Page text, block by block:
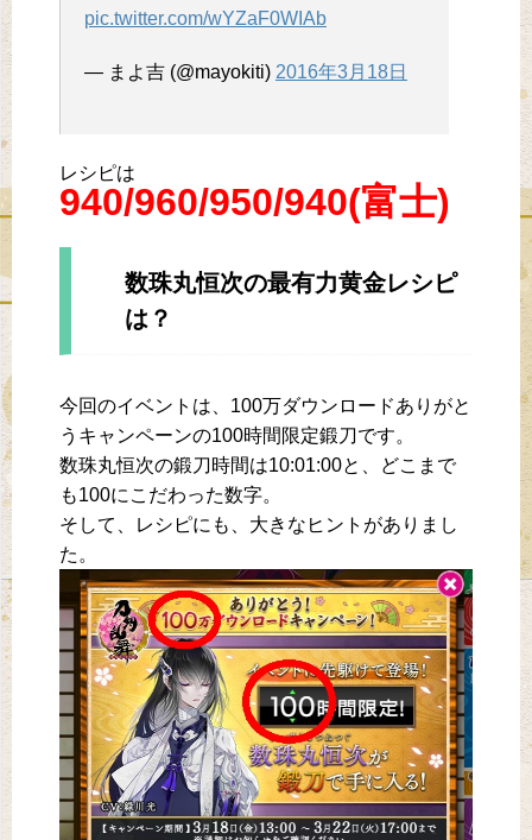
pic.twitter.com/wYZaF0WIAb
— まよ吉 (@mayokiti) 2016年3月18日
レシピは
940/960/950/940(富士)
数珠丸恒次の最有力黄金レシピ
は？
今回のイベントは、100万ダウンロードありがと
うキャンペーンの100時間限定鍛刀です。
数珠丸恒次の鍛刀時間は10:01:00と、どこまで
も100にこだわった数字。
そして、レシピにも、大きなヒントがありまし
た。